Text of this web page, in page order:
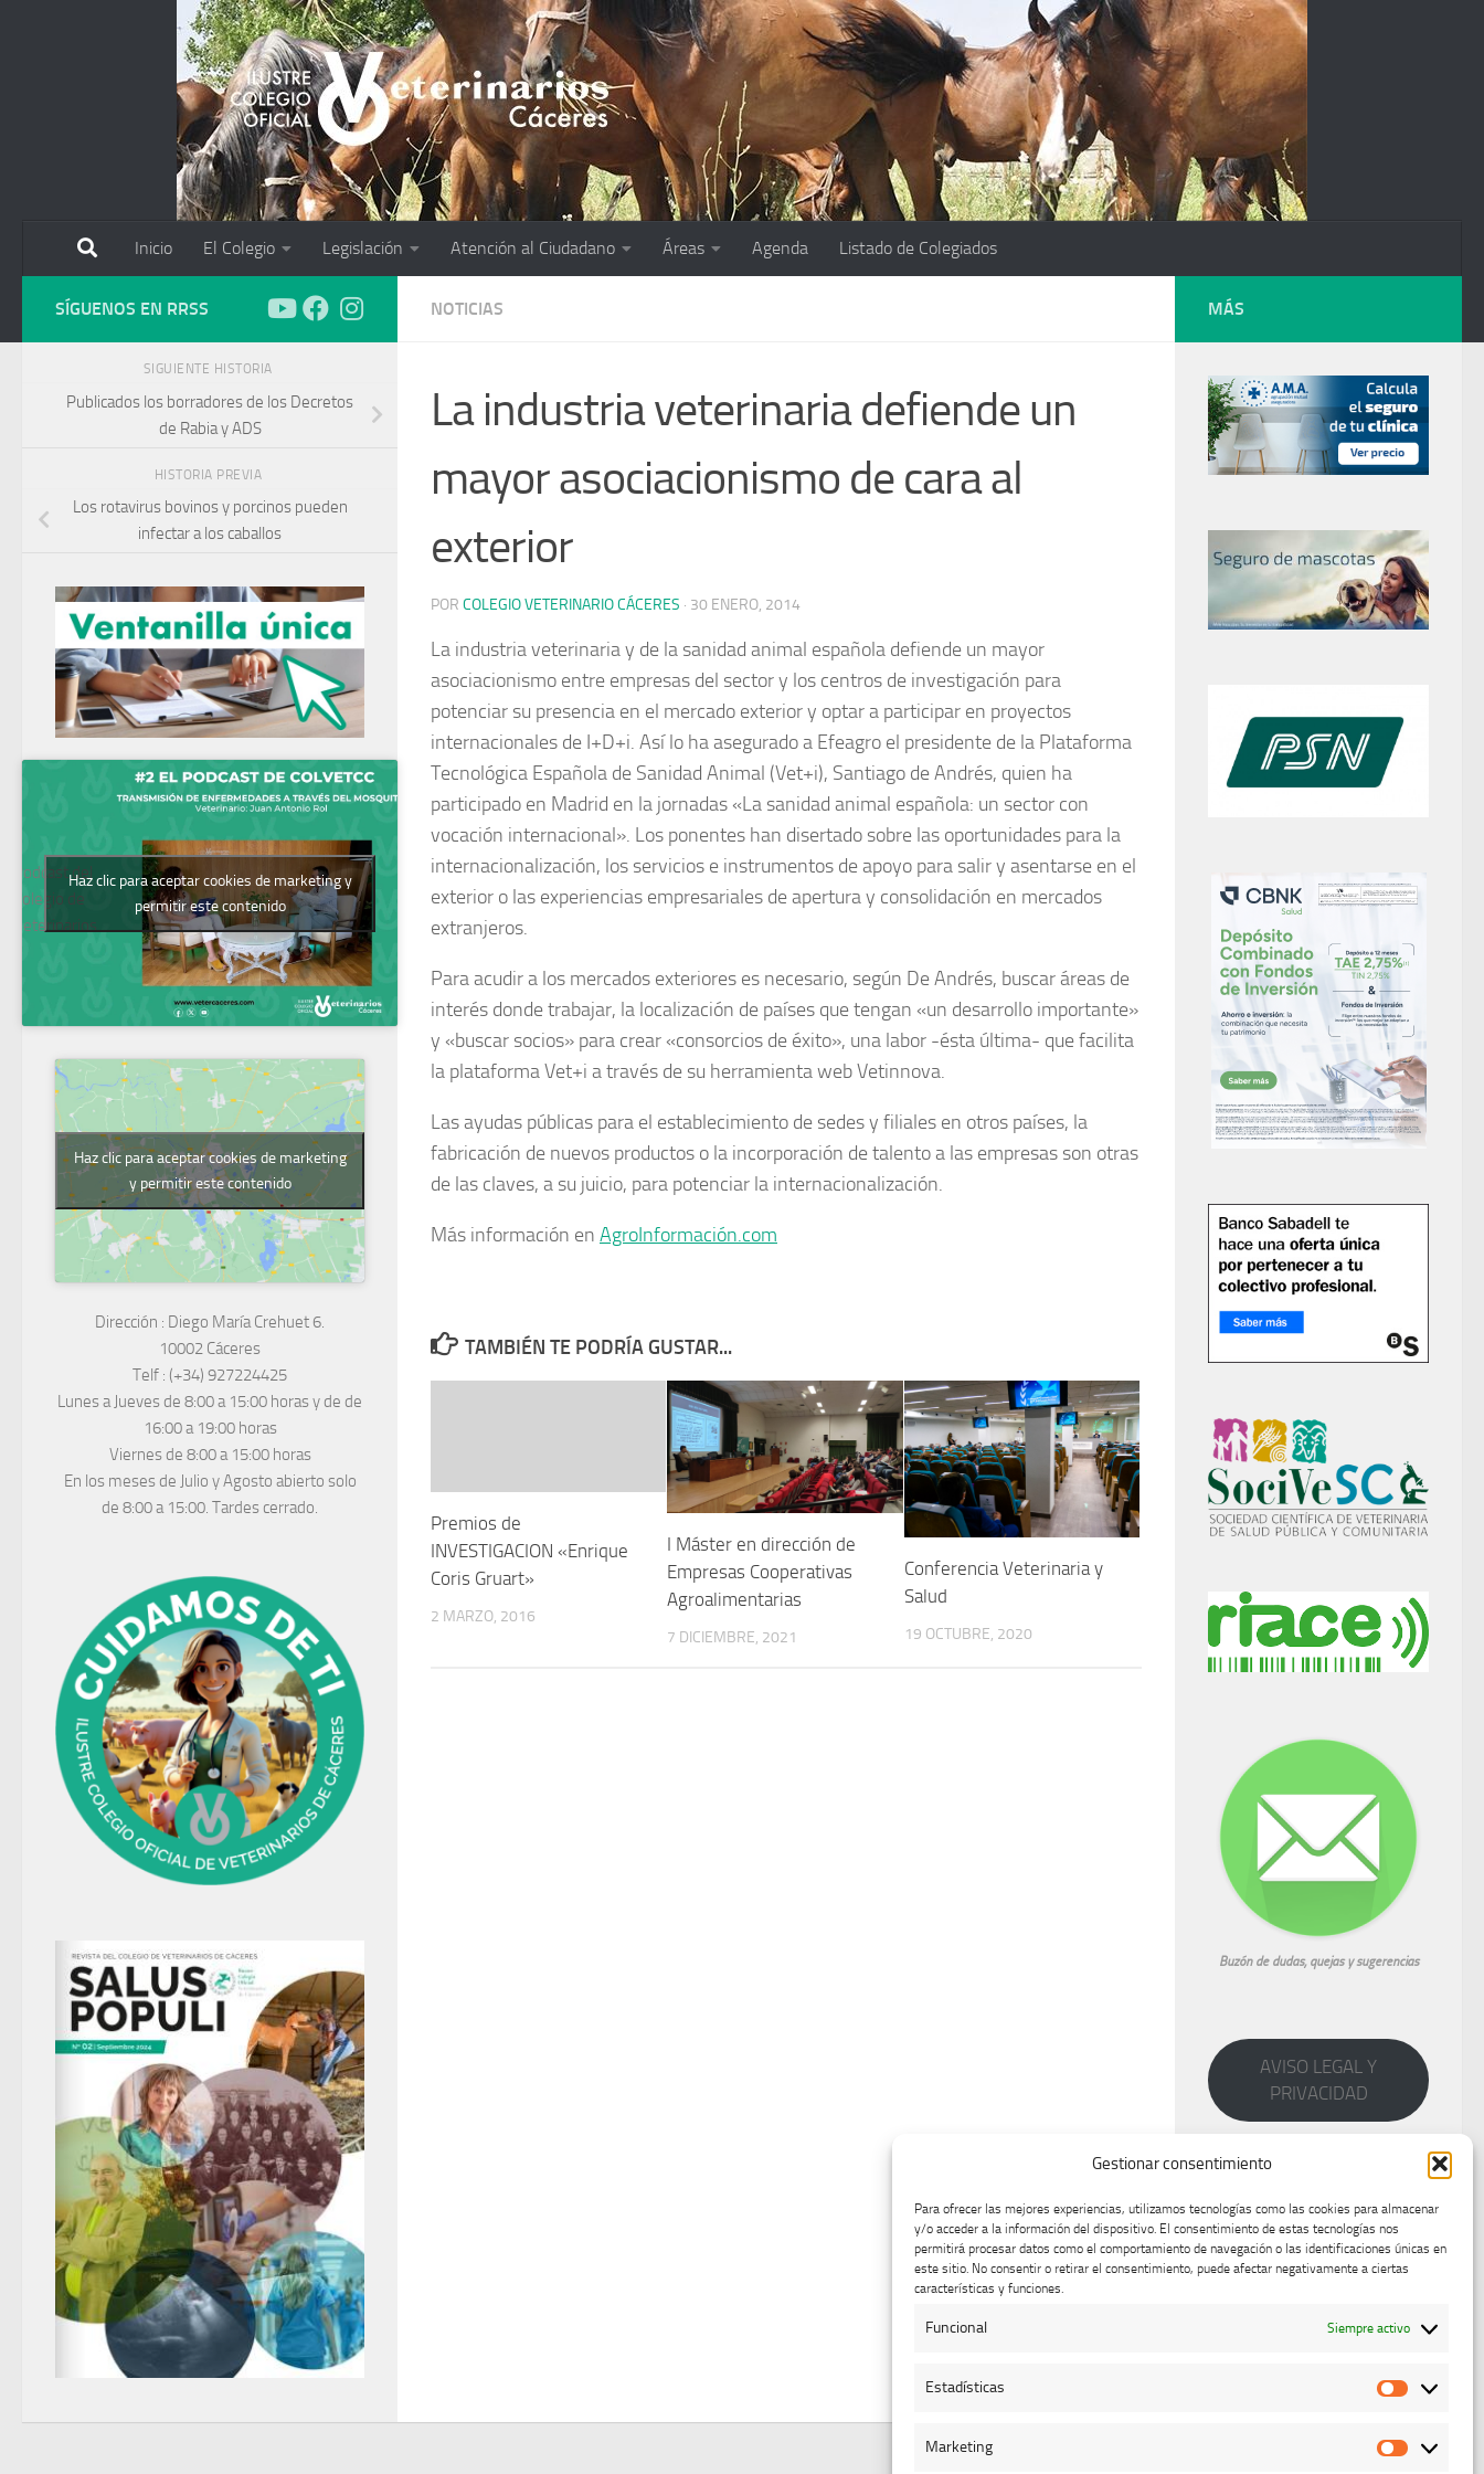
Gestionar consentimiento
Para ofrecer las mejores experiencias, utilizamos tecnologías como las cookies para almacenar
y/o acceder a la información del dispositivo. El consentimiento de estas tecnologías nos
permitirá procesar datos como el comportamiento de navegación o las identificaciones únicas en
este sitio. No consentir o retirar el consentimiento, puede afectar negativamente a ciertas
características y funciones.
Funcional Siempre activo
Estadísticas
Marketing
Marketing
Inicio El Colegio Legislación Atención al Ciudadano Áreas Agenda Listado de Colegiados
NOTICIAS
La industria veterinaria defiende un
mayor asociacionismo de cara al
exterior
POR COLEGIO VETERINARIO CÁCERES · 30 ENERO, 2014
La industria veterinaria y de la sanidad animal española defiende un mayor
asociacionismo entre empresas del sector y los centros de investigación para
potenciar su presencia en el mercado exterior y optar a participar en proyectos
internacionales de I+D+i. Así lo ha asegurado a Efeagro el presidente de la Plataforma
Tecnológica Española de Sanidad Animal (Vet+i), Santiago de Andrés, quien ha
participado en Madrid en la jornadas «La sanidad animal española: un sector con
vocación internacional». Los ponentes han disertado sobre las oportunidades para la
internacionalización, los servicios e instrumentos de apoyo para salir y asentarse en el
exterior o las experiencias empresariales de apertura y consolidación en mercados
extranjeros.
Para acudir a los mercados exteriores es necesario, según De Andrés, buscar áreas de
interés donde trabajar, la localización de países que tengan «un desarrollo importante»
y «buscar socios» para crear «consorcios de éxito», una labor -ésta última- que facilita
la plataforma Vet+i a través de su herramienta web Vetinnova.
Las ayudas públicas para el establecimiento de sedes y filiales en otros países, la
fabricación de nuevos productos o la incorporación de talento a las empresas son otras
de las claves, a su juicio, para potenciar la internacionalización.
Más información en AgroInformación.com
TAMBIÉN TE PODRÍA GUSTAR...
Premios de
INVESTIGACION «Enrique
Coris Gruart»
2 MARZO, 2016
I Máster en dirección de
Empresas Cooperativas
Agroalimentarias
7 DICIEMBRE, 2021
Conferencia Veterinaria y
Salud
19 OCTUBRE, 2020
SÍGUENOS EN RRSS
SIGUIENTE HISTORIA
Publicados los borradores de los Decretos
de Rabia y ADS
HISTORIA PREVIA
Los rotavirus bovinos y porcinos pueden
infectar a los caballos
Podcast del
Colegio de
Veterinarios
Haz clic para aceptar cookies de marketing y
permitir este contenido
Haz clic para aceptar cookies de marketing
y permitir este contenido
Dirección : Diego María Crehuet 6.
10002 Cáceres
Telf : (+34) 927224425
Lunes a Jueves de 8:00 a 15:00 horas y de de
16:00 a 19:00 horas
Viernes de 8:00 a 15:00 horas
En los meses de Julio y Agosto abierto solo
de 8:00 a 15:00. Tardes cerrado.
MÁS
Buzón de dudas, quejas y sugerencias
AVISO LEGAL Y
PRIVACIDAD